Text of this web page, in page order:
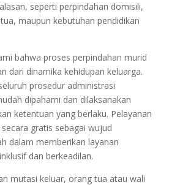
seperti perpindahan domisili,
maupun kebutuhan pendidikan
bahwa proses perpindahan murid
dari dinamika kehidupan keluarga.
prosedur administrasi
dipahami dan dilaksanakan
ketentuan yang berlaku. Pelayanan
gratis sebagai wujud
dalam memberikan layanan
dan berkeadilan.
mutasi keluar, orang tua atau wali